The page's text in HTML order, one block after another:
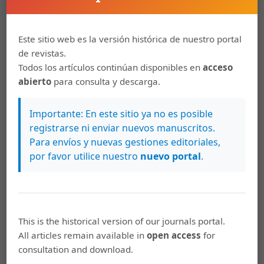
Las venas abiertas de América Latina en la
del comercio exterior (1900-2016)
PDF HTML EPUB
Pedro Alarcon
Revisitando el pensamiento ambiental
latinoamericano: la polifonía del buen vivir
Javier Aleman Iglesias
Puerto Rico: El colapso de un país. Una
Este sitio web es la versión histórica de nuestro portal
de revistas.
Todos los artículos continúan disponibles enacceso
abierto para consulta y descarga.
Importante: En este sitio ya no es posible
registrarse ni enviar nuevos manuscritos.
Para envíos y nuevas gestiones editoriales,
por favor utilice nuestro nuevo portal.
This is the historical version of our journals portal.
All articles remain available inopen access for
consultation and download.